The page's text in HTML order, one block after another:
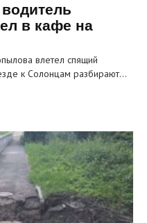
в кафе на
влетел спящий
к Солонцам разбирают…